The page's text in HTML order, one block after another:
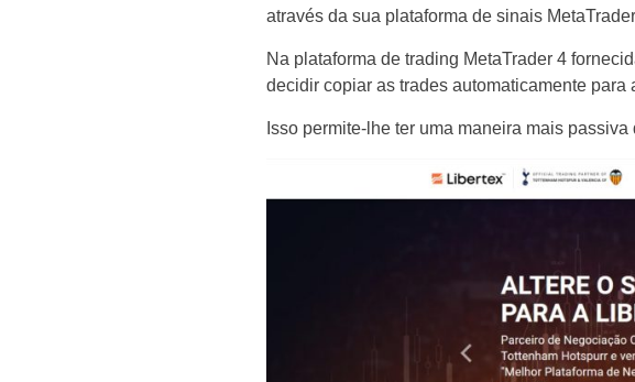
através da sua plataforma de sinais
Na plataforma de trading MetaTrader 4
decidir copiar as trades automaticamente para
Isso permite-lhe ter uma maneira mais passiva